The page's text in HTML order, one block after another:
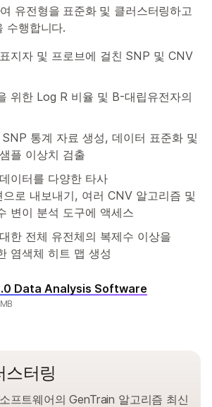
유전형을 표준화 및 클러스터링하고
수행합니다.
지자 및 프로브에 걸친 SNP 및 CNV
위한 Log R 비율 및 B-대립유전자의
통계 자료 생성, 데이터 표준화 및
플 이상치 검출
이터를 다양한 타사
으로 내보내기, 여러 CNV 알고리즘 및
변이 분석 도구에 액세스
한 전체 유전체의 복제수 이상을
염색체 히트 맵 생성
Data Analysis Software
스터링
프트웨어의 GenTrain 알고리즘 최신